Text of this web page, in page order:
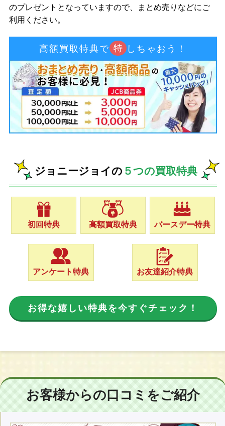
のプレゼントとなっていますので、まとめ売りなどにご
利用ください。
高額買取特典で 特 しちゃおう！
ジョニージョイの ５つの買取特典
初回特典 高額買取特典 バースデー特典
アンケート特典 お友達紹介特典
お得な嬉しい特典を今すぐチェック！
お客様からの口コミをご紹介